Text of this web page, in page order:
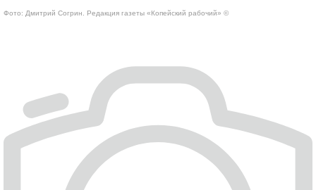
Фото: Дмитрий Согрин. Редакция газеты «Копейский рабочий» ©